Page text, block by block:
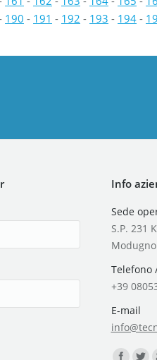
190 - 191 - 192 - 193 - 194 -
Info
Sede
S.P. 231
Telefono
+39
E-mail
Find us